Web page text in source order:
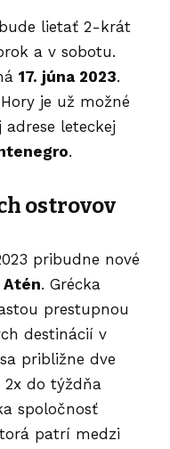
lietať 2-krát
a v sobotu.
17. júna 2023.
je už možné
leteckej
.
ostrovov
pribudne nové
Atén. Grécka
prestupnou
destinácií v
približne dve
2x do týždňa
spoločnosť
patrí medzi